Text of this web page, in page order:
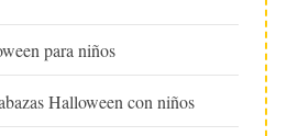
para niños
Halloween con niños